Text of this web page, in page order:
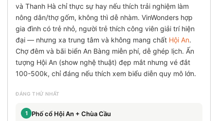
và Thanh Hà chỉ thực sự hay nếu thích trải nghiệm làm
nông dân/thợ gốm, không thì dễ nhàm. VinWonders hợp
gia đình có trẻ nhỏ, người trẻ thích công viên giải trí hiện
đại — nhưng xa trung tâm và không mang chất Hội An.
Chợ đêm và bãi biển An Bàng miễn phí, dễ ghép lịch. Ấn
tượng Hội An (show nghệ thuật) đẹp mắt nhưng vé đắt
100-500k, chỉ đáng nếu thích xem biểu diễn quy mô lớn.
ĐÁNG THỬ NHẤT
1 Phố cổ Hội An + Chùa Cầu